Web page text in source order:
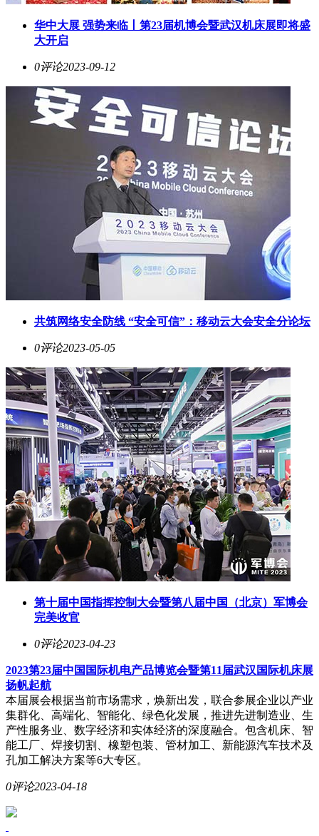
华中大展 强势来临丨第23届机博会暨武汉机床展即将盛
大开启
0评论2023-09-12
共筑网络安全防线 “安全可信”：移动云大会安全分论坛
0评论2023-05-05
第十届中国指挥控制大会暨第八届中国（北京）军博会
完美收官
0评论2023-04-23
2023第23届中国国际机电产品博览会暨第11届武汉国际机床展
扬帆起航
本届展会根据当前市场需求，焕新出发，联合参展企业以产业
集群化、高端化、智能化、绿色化发展，推进先进制造业、生
产性服务业、数字经济和实体经济的深度融合。包含机床、智
能工厂、焊接切割、橡塑包装、管材加工、新能源汽车技术及
孔加工解决方案等6大专区。
0评论2023-04-18